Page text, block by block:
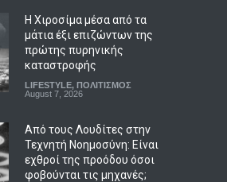
Η Χιροσίμα μέσα από τα
μάτια έξι επιζώντων της
πρώτης πυρηνικής
καταστροφής
LIFESTYLE, ΠΟΛΙΤΙΣΜΟΣ
August 7, 2026
Από τους Λουδίτες στην
Τεχνητή Νοημοσύνη: Είναι
εχθροί της προόδου όσοι
φοβούνται τις μηχανές;